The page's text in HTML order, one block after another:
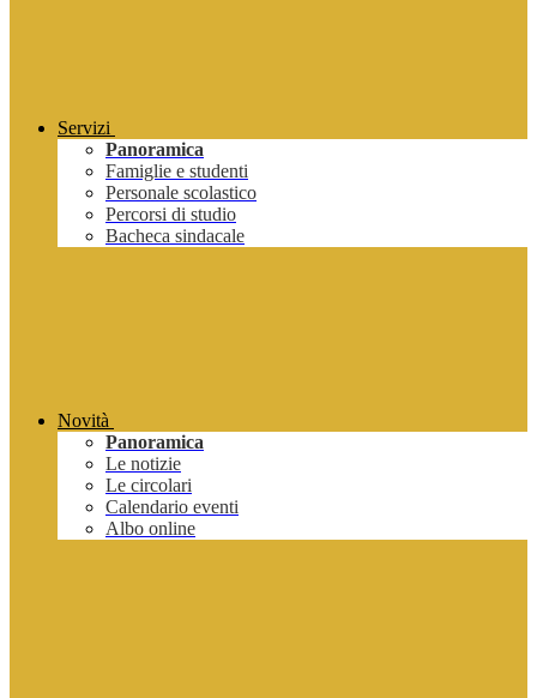
Servizi
Panoramica
Famiglie e studenti
Personale scolastico
Percorsi di studio
Bacheca sindacale
Novità
Panoramica
Le notizie
Le circolari
Calendario eventi
Albo online